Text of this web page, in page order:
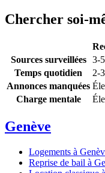
Chercher soi-
Sources surveillées
3-5
Temps quotidien
2-
Annonces manquées
Charge mentale
Genève
Logements à
Reprise de bail à